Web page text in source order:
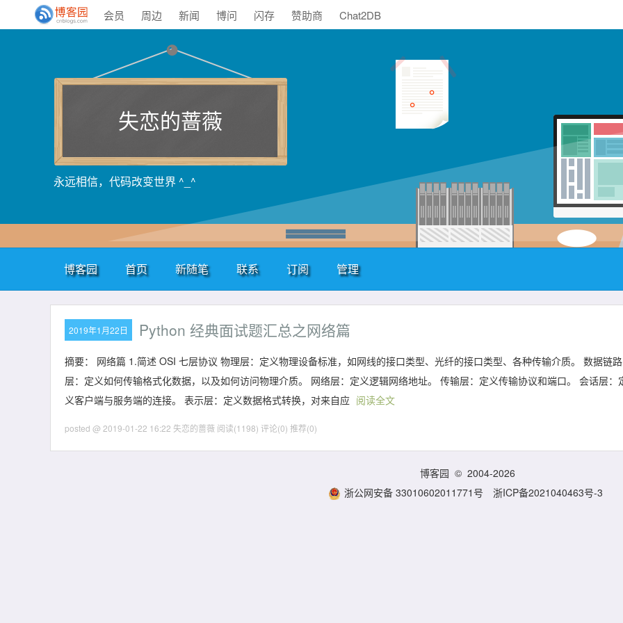
会员 周边 新闻 博问 闪存 赞助商 Chat2DB
失恋的蔷薇
永远相信，代码改变世界 ^_^
博客园 首页 新随笔 联系 订阅 管理
2019年1月22日 Python 经典面试题汇总之网络篇
摘要： 网络篇 1.简述 OSI 七层协议 物理层：定义物理设备标准，如网线的接口类型、光纤的接口类型、各种传输介质。 数据链路
层：定义如何传输格式化数据，以及如何访问物理介质。 网络层：定义逻辑网络地址。 传输层：定义传输协议和端口。 会话层：
义客户端与服务端的连接。 表示层：定义数据格式转换，对来自应 阅读全文
posted @ 2019-01-22 16:22 失恋的蔷薇 阅读(1198) 评论(0) 推荐(0)
博客园 © 2004-2026
浙公网安备 33010602011771号
浙ICP备2021040463号-3